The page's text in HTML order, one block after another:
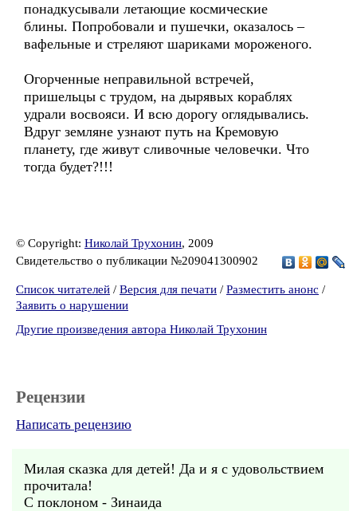
понадкусывали летающие космические
блины. Попробовали и пушечки, оказалось –
вафельные и стреляют шариками мороженого.
Огорченные неправильной встречей,
пришельцы с трудом, на дырявых кораблях
удрали восвояси. И всю дорогу оглядывались.
Вдруг земляне узнают путь на Кремовую
планету, где живут сливочные человечки. Что
тогда будет?!!!
© Copyright: Николай Трухонин, 2009
Свидетельство о публикации №209041300902
Список читателей / Версия для печати / Разместить анонс /
Заявить о нарушении
Другие произведения автора Николай Трухонин
Рецензии
Написать рецензию
Милая сказка для детей! Да и я с удовольствием
прочитала!
С поклоном - Зинаида